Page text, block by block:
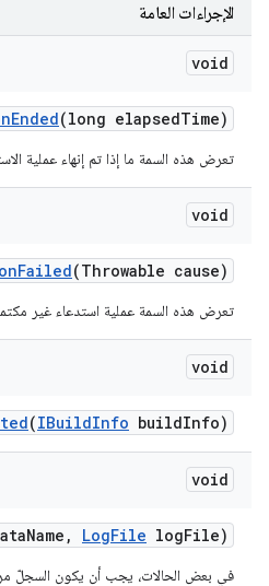
الإجراءات العامة
void
Ended(long elapsedTime)
تعرض هذه السمة ما إذا تم إنهاء عملية
void
Failed(Throwable cause)
تعرض هذه السمة عملية استدعاء غير
void
(IBuildInfo buildInfo)
void
Name , LogFile logFile)
في بعض الحالات، يجب أن يكون السجلّ